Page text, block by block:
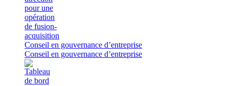
Conseil en gouvernance d’entreprise
Conseil en gouvernance d’entreprise